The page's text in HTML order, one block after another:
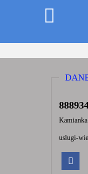
uslugi-